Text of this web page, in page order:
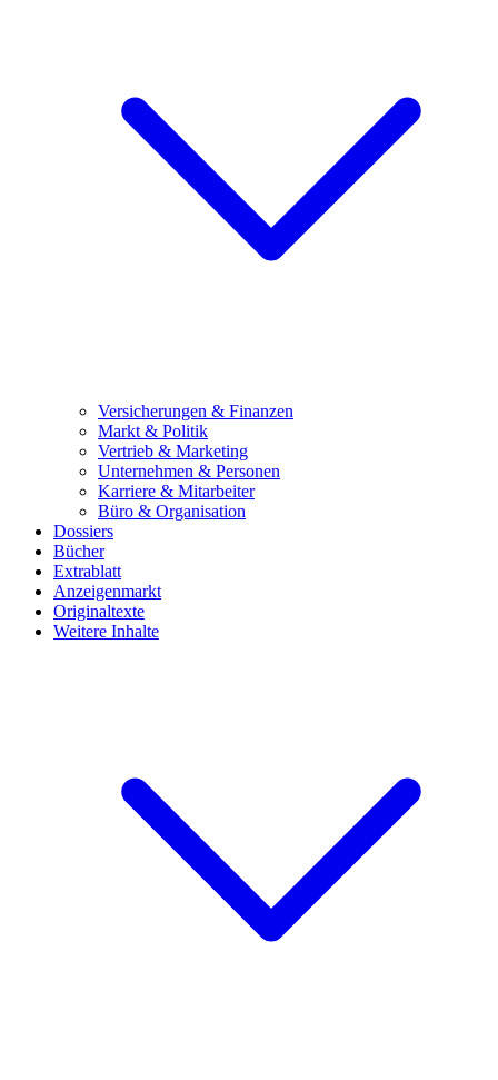
Versicherungen & Finanzen
Markt & Politik
Vertrieb & Marketing
Unternehmen & Personen
Karriere & Mitarbeiter
Büro & Organisation
Dossiers
Bücher
Extrablatt
Anzeigenmarkt
Originaltexte
Weitere Inhalte